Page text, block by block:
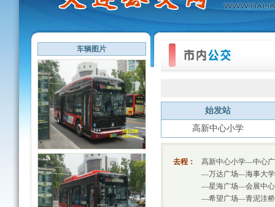
车辆图片
始发站
高新中心小学
去程：
高新中心小学—中心
—万达广场—海事大
—星海广场—会展中
—希望广场—青泥洼